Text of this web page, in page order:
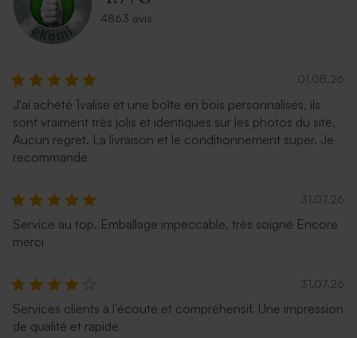
Enveloppe vœux carrée
eucalyptus
Enveloppe voeux bleu nuit
4863 avis
01.08.26
J'ai acheté 1valise et une boîte en bois personnalisés, ils
sont vraiment très jolis et identiques sur les photos du site.
Aucun regret. La livraison et le conditionnement super. Je
recommande
31.07.26
Service au top. Emballage impeccable, très soigné Encore
merci
31.07.26
Services clients à l’écoute et compréhensif. Une impression
de qualité et rapide